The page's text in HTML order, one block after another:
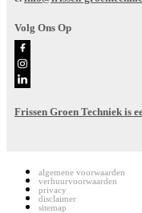
Volg Ons Op
Frissen Groen Techniek is
algemene voorwaarden
verhuurvoorwaarden
privacy
disclaimer
sitemap